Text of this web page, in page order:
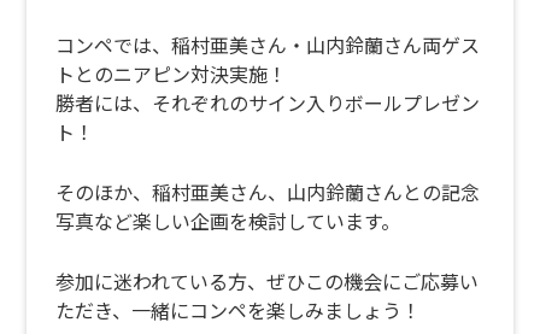
コンペでは、稲村亜美さん・山内鈴蘭さん両ゲス
トとのニアピン対決実施！
勝者には、それぞれのサイン入りボールプレゼン
ト！
そのほか、稲村亜美さん、山内鈴蘭さんとの記念
写真など楽しい企画を検討しています。
参加に迷われている方、ぜひこの機会にご応募い
ただき、一緒にコンペを楽しみましょう！